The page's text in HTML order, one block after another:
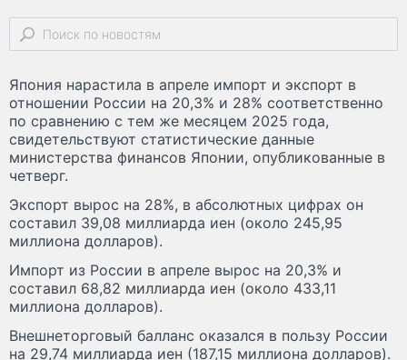
Япония нарастила в апреле импорт и экспорт в
отношении России на 20,3% и 28% соответственно
по сравнению с тем же месяцем 2025 года,
свидетельствуют статистические данные
министерства финансов Японии, опубликованные в
четверг.
Экспорт вырос на 28%, в абсолютных цифрах он
составил 39,08 миллиарда иен (около 245,95
миллиона долларов).
Импорт из России в апреле вырос на 20,3% и
составил 68,82 миллиарда иен (около 433,11
миллиона долларов).
Внешнеторговый балланс оказался в пользу России
на 29,74 миллиарда иен (187,15 миллиона долларов).